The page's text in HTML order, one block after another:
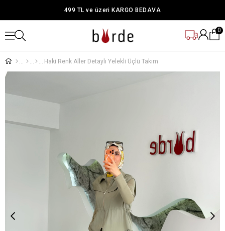
499 TL ve üzeri KARGO BEDAVA
0
Haki Renk Aller Detaylı Yelekli Üçlü Takım